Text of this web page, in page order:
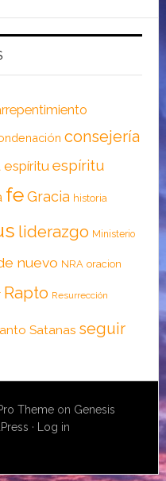
consejería
espíritu espíritu
feGracia historia
liderazgo Ministerio
nuevo NRA oracion
Rapto Resurrección
Satanas seguir
Themeon Genesis
· Log in